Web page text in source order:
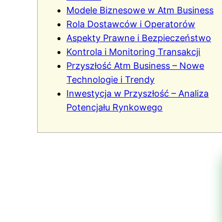
Modele Biznesowe w Atm Business
Rola Dostawców i Operatorów
Aspekty Prawne i Bezpieczeństwo
Kontrola i Monitoring Transakcji
Przyszłość Atm Business – Nowe
Technologie i Trendy
Inwestycja w Przyszłość – Analiza
Potencjału Rynkowego